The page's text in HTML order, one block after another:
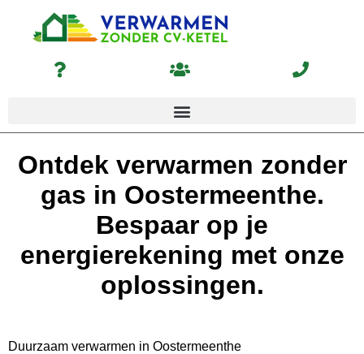
Ontdek verwarmen zonder
gas in Oostermeenthe.
Bespaar op je
energierekening met onze
oplossingen.
Duurzaam verwarmen in Oostermeenthe